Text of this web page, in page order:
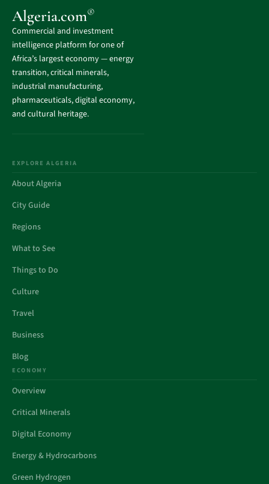
Algeria.com®
Commercial and investment
intelligence platform for one of
Africa’s largest economy — energy
transition, critical minerals,
industrial manufacturing,
pharmaceuticals, digital economy,
and cultural heritage.
EXPLORE ALGERIA
About Algeria
City Guide
Regions
What to See
Things to Do
Culture
Travel
Business
Blog
ECONOMY
Overview
Critical Minerals
Digital Economy
Energy & Hydrocarbons
Green Hydrogen